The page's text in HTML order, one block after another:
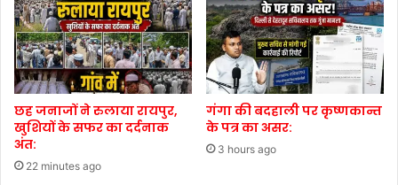
छह जनाजों ने रुलाया रायपुर,
खुशियों के सफर का दर्दनाक
अंत:
22 minutes ago
गंगा की बदहाली पर कृष्णकान्त
के पत्र का असर:
3 hours ago